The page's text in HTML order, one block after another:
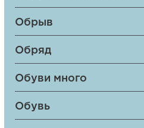
Обрыв
Обряд
Обуви много
Обувь